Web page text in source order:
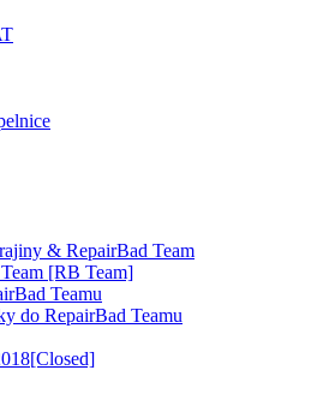
& RepairBad Team
[RB Team]
Teamu
RepairBad Teamu